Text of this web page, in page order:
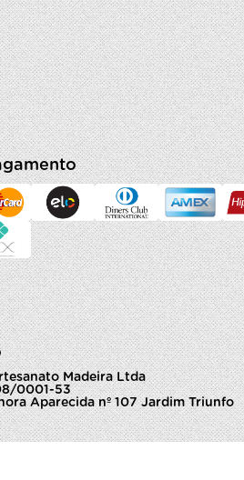
Madeira Ltda
0001-53
Aparecida nº 107 Jardim Triunfo